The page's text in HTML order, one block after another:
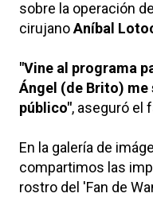
sobre la operación
cirujanoAníbal
"Vine al programa
Ángel (de Brito) me
público", aseguró el
En la galería de
compartimos las
rostro del 'Fan de